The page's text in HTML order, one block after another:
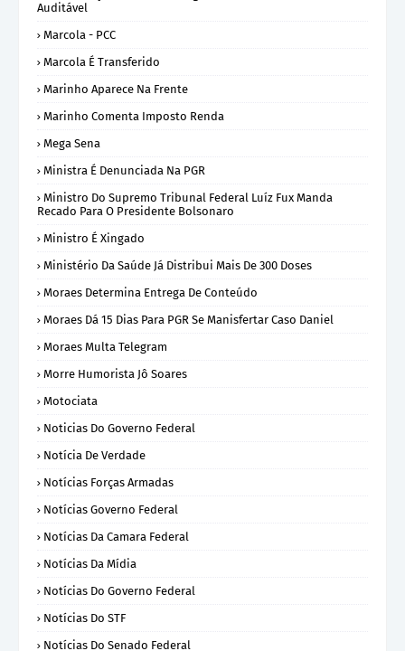
Auditável
Marcola - PCC
Marcola É Transferido
Marinho Aparece Na Frente
Marinho Comenta Imposto Renda
Mega Sena
Ministra É Denunciada Na PGR
Ministro Do Supremo Tribunal Federal Luíz Fux Manda
Recado Para O Presidente Bolsonaro
Ministro É Xingado
Ministério Da Saúde Já Distribui Mais De 300 Doses
Moraes Determina Entrega De Conteúdo
Moraes Dá 15 Dias Para PGR Se Manisfertar Caso Daniel
Moraes Multa Telegram
Morre Humorista Jô Soares
Motociata
Noticias Do Governo Federal
Notícia De Verdade
Notícias Forças Armadas
Notícias Governo Federal
Notícias Da Camara Federal
Notícias Da Mídia
Notícias Do Governo Federal
Notícias Do STF
Notícias Do Senado Federal